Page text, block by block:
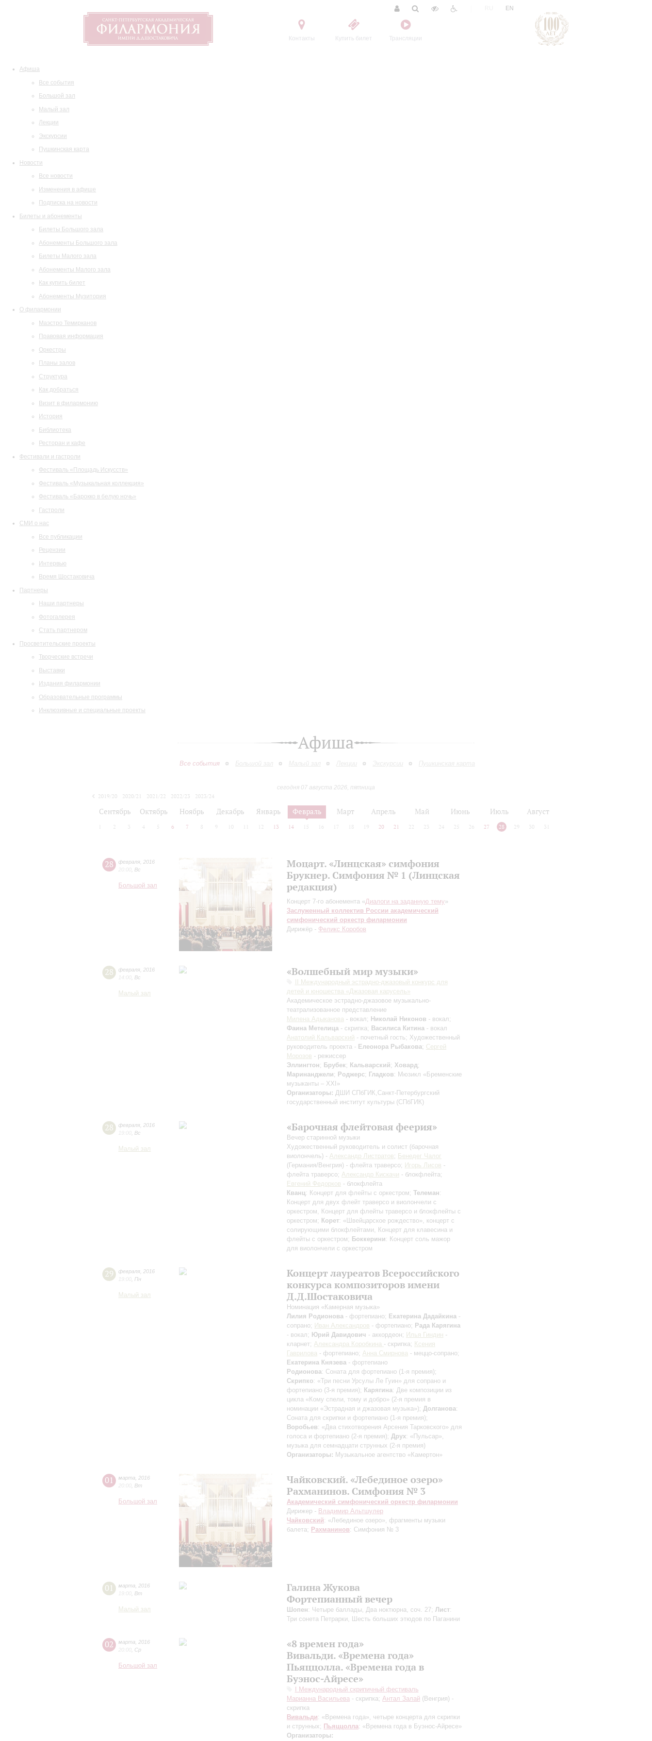
Контакты Купить билет Трансляции
EN
Афиша
Все события
Большой зал
Малый зал
Лекции
Экскурсии
Пушкинская карта
Новости
Все новости
Изменения в афише
Подписка на новости
Билеты и абонементы
Билеты Большого зала
Абонементы Большого зала
Билеты Малого зала
Абонементы Малого зала
Как купить билет
Абонементы Музитория
О филармонии
Маэстро Темирканов
Правовая информация
Оркестры
Планы залов
Структура
Как добраться
Визит в филармонию
История
Библиотека
Ресторан и кафе
Фестивали и гастроли
Фестиваль «Площадь Искусств»
Фестиваль «Музыкальная коллекция»
Фестиваль «Барокко в белую ночь»
Гастроли
СМИ о нас
Все публикации
Рецензии
Интервью
Время Шостаковича
Партнеры
Наши партнеры
Фотогалерея
Стать партнером
Просветительские проекты
Творческие встречи
Выставки
Издания филармонии
Образовательные программы
Инклюзивные и специальные проекты
Афиша
Все события Большой зал Малый зал Лекции Экскурсии Пушкинская карта
сегодня 07 августа 2026, пятница
2019/20
2020/21 2021/22 2022/23
2023/24
Сентябрь Октябрь Ноябрь Декабрь Январь Февраль Март Апрель Май Июнь Июль Август
2 3 4 5 6 7 8 9 10 12 13 14 15 16 17 18 19 20 21 22 23 24 25 26 27 28 29 30 31
28 февраля 2016
20:00 Вс
Большой зал
Моцарт. «Линцская» симфония
Брукнер. Симфония № 1 (Линцская
редакция)
Концерт 7-го абонемента «Диалоги на заданную тему»
Заслуженный коллектив России академический
симфонический оркестр филармонии
Дирижёр - Феликс Коробов
28 февраля 2016
14:00 Вс
Малый зал
«Волшебный мир музыки»
II Международный эстрадно-джазовый конкурс для
детей и юношества «Джазовая карусель»
Академическое эстрадно-джазовое музыкально-
театрализованное представление
Милена Адыканова - вокал; Николай Никонов - вокал;
Фаина Метелица - скрипка; Василиса Китина - вокал
Анатолий Кальварский - почетный гость; Художественный
руководитель проекта - Елеонора Рыбакова; Сергей
Морозов - режиссер
Эллингтон; Брубек; Кальварский; Ховард;
Маринанджели; Роджерс; Гладков: Мюзикл «Бременские
музыканты – XXI»
Организаторы: ДШИ СПбГИК,Санкт-Петербургский
государственный институт культуры (СПбГИК)
28 февраля 2016
19:00 Вс
Малый зал
«Барочная флейтовая феерия»
Вечер старинной музыки
Художественный руководитель и солист (барочная
виолончель) - Александр Листратов; Бенедег Чалог
(Германия/Венгрия) - флейта траверсо; Игорь Лисов -
флейта траверсо; Александр Кискачи - блокфлейта;
Евгений Федорков - блокфлейта
Кванц: Концерт для флейты с оркестром; Телеман:
Концерт для двух флейт траверсо и виолончели с
оркестром, Концерт для флейты траверсо и блокфлейты с
оркестром; Корет: «Швейцарское рождество», концерт с
солирующими блокфлейтами, Концерт для клавесина и
флейты с оркестром; Боккерини: Концерт соль мажор
для виолончели с оркестром
29 февраля 2016
19:00 Пн
Малый зал
Концерт лауреатов Всероссийского
конкурса композиторов имени
Д.Д.Шостаковича
Номинация «Камерная музыка»
Лилия Родионова - фортепиано; Екатерина Дадайкина -
сопрано; Иван Александров - фортепиано; Рада Карягина
- вокал; Юрий Давидович - аккордеон; Илья Гиндин -
кларнет; Александра Коробкина - скрипка; Ксения
Гаврилова - фортепиано; Анна Смирнова - меццо-сопрано;
Екатерина Князева - фортепиано
Родионова: Соната для фортепиано (1-я премия);
Скрипко: «Три песни Урсулы Ле Гуин» для сопрано и
фортепиано (3-я премия); Карягина: Две композиции из
цикла «Кому спели, тому и добро» (2-я премия в
номинации «Эстрадная и джазовая музыка»); Долганова:
Соната для скрипки и фортепиано (1-я премия);
Воробьев: «Два стихотворения Арсения Тарковского» для
голоса и фортепиано (2-я премия); Друх: «Пульсар»,
музыка для семнадцати струнных (2-я премия)
Организаторы: Музыкальное агентство «Камертон»
01 марта
2016
20:00 Вт
Большой зал
Чайковский. «Лебединое озеро»
Рахманинов. Симфония № 3
Академический симфонический оркестр филармонии
Дирижер - Владимир Альтшулер
Чайковский: «Лебединое озеро», фрагменты музыки
балета; Рахманинов: Симфония № 3
01 марта
2016
19:00 Вт
Малый зал
Галина Жукова
Фортепианный вечер
Шопен: Четыре баллады, Два ноктюрна, соч. 27; Лист:
Три сонета Петрарки, Шесть больших этюдов по Паганини
02 марта
2016
20:00 Ср
Большой зал
«8 времен года»
Вивальди. «Времена года»
Пьяццолла. «Времена года в
Буэнос-Айресе»
I Международный скрипичный фестиваль
Марианна Васильева - скрипка; Антал Залай (Венгрия) -
скрипка
Вивальди: «Времена года», четыре концерта для скрипки
и струнных; Пьяццолла: «Времена года в Буэнос-Айресе»
Организаторы: